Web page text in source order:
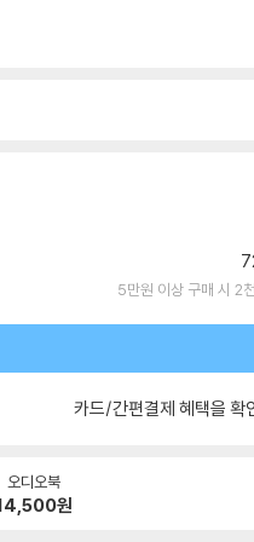
5만원 이상 구매 시 2
카드/간편결제 혜택을 확
오디오북
원